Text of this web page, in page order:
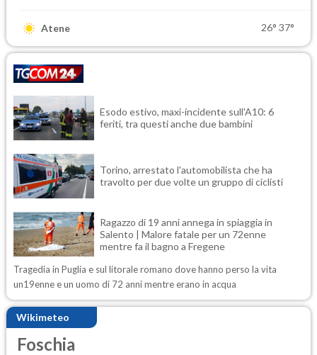
Atene 26° 37°
Esodo estivo, maxi-incidente sull'A10: 6
feriti, tra questi anche due bambini
Torino, arrestato l'automobilista che ha
travolto per due volte un gruppo di ciclisti
Ragazzo di 19 anni annega in spiaggia in
Salento | Malore fatale per un 72enne
mentre fa il bagno a Fregene
Tragedia in Puglia e sul litorale romano dove hanno perso la vita
un19enne e un uomo di 72 anni mentre erano in acqua
Wikimeteo
Foschia